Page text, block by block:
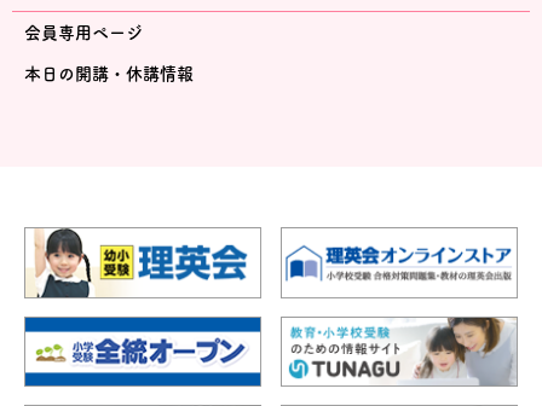
会員専用ページ
本日の開講・休講情報